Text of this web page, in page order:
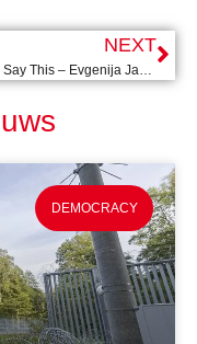
NEXT
Let Me Say This – Evgenija Janakieska
DEMOCRACY